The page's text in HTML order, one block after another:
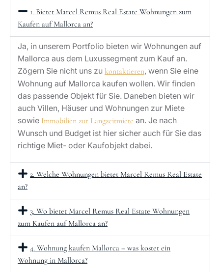
1. Bietet Marcel Remus Real Estate Wohnungen zum
Kaufen auf Mallorca an?
Ja, in unserem Portfolio bieten wir Wohnungen auf
Mallorca aus dem Luxussegment zum Kauf an.
Zögern Sie nicht uns zu kontaktieren, wenn Sie eine
Wohnung auf Mallorca kaufen wollen. Wir finden
das passende Objekt für Sie. Daneben bieten wir
auch Villen, Häuser und Wohnungen zur Miete
sowie Immobilien zur Langzeitmiete an. Je nach
Wunsch und Budget ist hier sicher auch für Sie das
richtige Miet- oder Kaufobjekt dabei.
2. Welche Wohnungen bietet Marcel Remus Real Estate
an?
3. Wo bietet Marcel Remus Real Estate Wohnungen
zum Kaufen auf Mallorca an?
4. Wohnung kaufen Mallorca – was kostet ein
Wohnung in Mallorca?